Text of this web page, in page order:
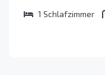
1 Schlafzimmer